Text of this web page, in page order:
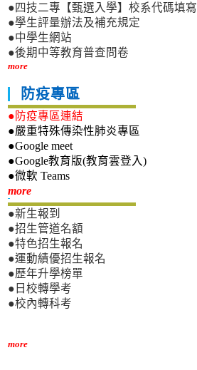
●四技二專【甄選入學】校系代碼填寫
●學生評量辦法及補充規定
●中學生網站
●後期中等教育普查問卷
more
防疫專區
●防疫專區連結
●嚴重特殊傳染性肺炎專區
●Google meet
●Google教育版(教育雲登入)
●微軟 Teams
more新生專區
●新生報到
●招生管道名額
●特色招生報名
●運動績優招生報名
●歷年升學榜單
●日校轉學考
●校內轉科考
more